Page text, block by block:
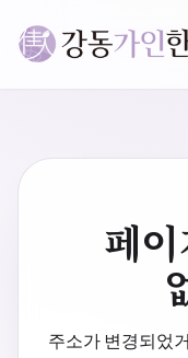
한의
진료과
페
주소가 변경되었